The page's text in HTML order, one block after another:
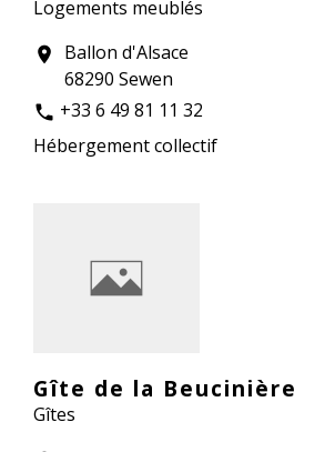
Logements meublés
location_on
Ballon d'Alsace
68290 Sewen
phone +33 6 49 81 11 32
Hébergement collectif
Gîte de la Beucinière
Gîtes